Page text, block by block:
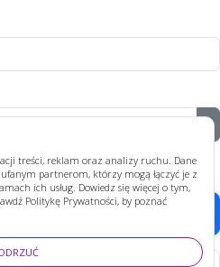
treści, reklam oraz analizy ruchu. Dane
partnerom, którzy mogą łączyć je z
ich usług. Dowiedz się więcej o tym,
Politykę Prywatności, by poznać